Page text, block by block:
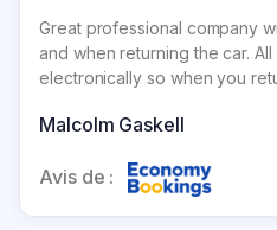
Great professional company
and when returning the car.
electronically so when you
immediate e mail for
Malcolm Gaskell
Avis de :